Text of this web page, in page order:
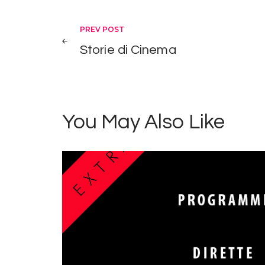
Navigazione
PREV POST
Storie di Cinema
You May Also Like